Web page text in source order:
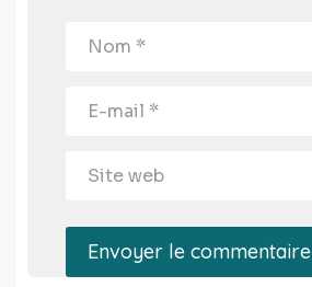
Envoyer le commentaire